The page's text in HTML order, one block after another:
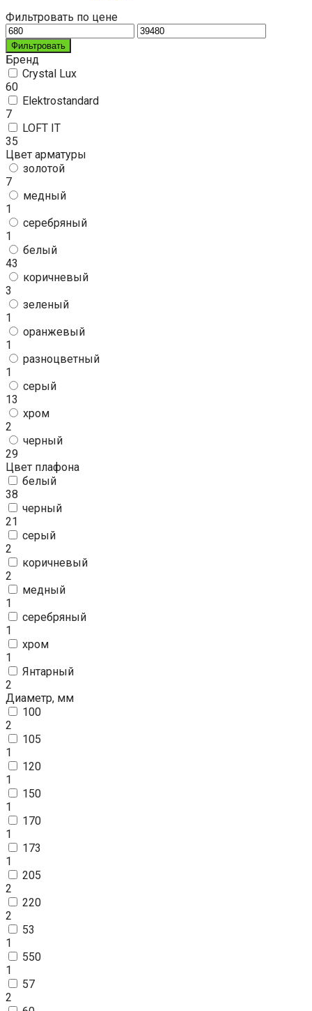
Фильтровать по цене
Фильтровать
Бренд
Crystal Lux
60
Elektrostandard
7
LOFT IT
35
Цвет арматуры
золотой
7
медный
1
серебряный
1
белый
43
коричневый
3
зеленый
1
оранжевый
1
разноцветный
1
серый
13
хром
2
черный
29
Цвет плафона
белый
38
черный
21
серый
2
коричневый
2
медный
1
серебряный
1
хром
1
Янтарный
2
Диаметр, мм
100
2
105
1
120
1
150
1
170
1
173
1
205
2
220
2
53
1
550
1
57
2